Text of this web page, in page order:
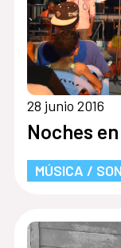
28 junio 2016
Noches
MÚSICA /